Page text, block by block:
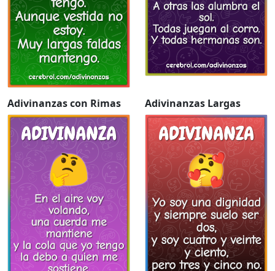
Adivinanzas con Rimas Adivinanzas Largas